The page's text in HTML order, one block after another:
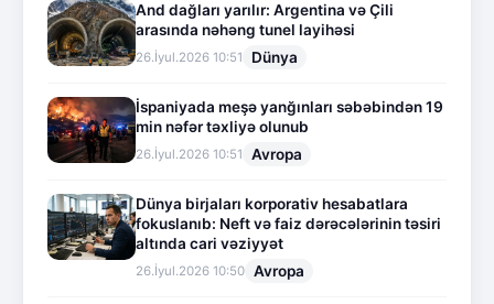
And dağları yarılır: Argentina və Çili
arasında nəhəng tunel layihəsi
26.İyul.2026 10:51 Dünya
İspaniyada meşə yanğınları səbəbindən 19
min nəfər təxliyə olunub
26.İyul.2026 10:51 Avropa
Dünya birjaları korporativ hesabatlara
fokuslanıb: Neft və faiz dərəcələrinin təsiri
altında cari vəziyyət
26.İyul.2026 10:50 Avropa